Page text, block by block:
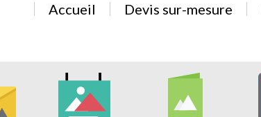
Accueil Devis sur-mesure